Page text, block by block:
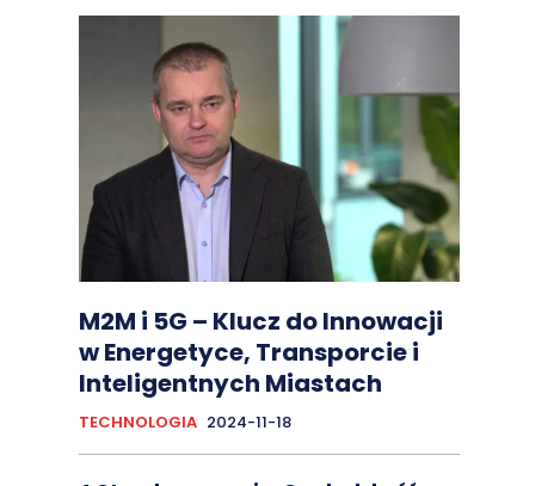
M2M i 5G – Klucz do Innowacji
w Energetyce, Transporcie i
Inteligentnych Miastach
TECHNOLOGIA 2024-11-18